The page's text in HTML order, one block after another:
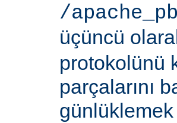
/
üçüncü
protokolünü
parçalarını